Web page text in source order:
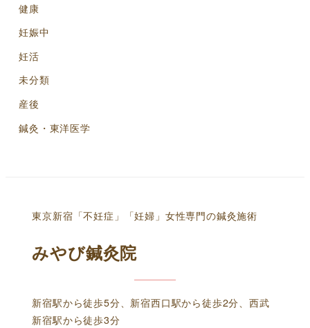
健康
妊娠中
妊活
未分類
産後
鍼灸・東洋医学
東京新宿「不妊症」「妊婦」女性専門の鍼灸施術
みやび鍼灸院
新宿駅から徒歩5分、新宿西口駅から徒歩2分、西武
新宿駅から徒歩3分